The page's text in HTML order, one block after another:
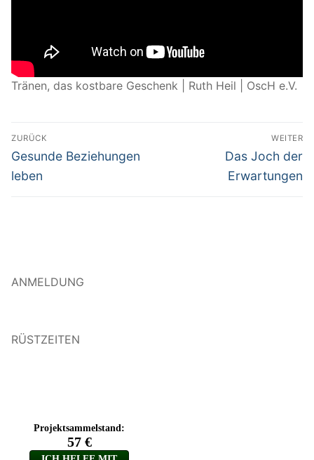
Tränen, das kostbare Geschenk | Ruth Heil | OscH e.V.
Beitragsnavigation
ZURÜCK
Vorheriger
Beitrag:
Gesunde Beziehungen
leben
WEITER
Nächster
Beitrag:
Das Joch der
Erwartungen
ANMELDUNG
RÜSTZEITEN